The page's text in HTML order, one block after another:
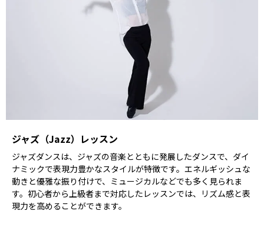
ジャズ（Jazz）レッスン
ジャズダンスは、ジャズの音楽とともに発展したダンスで、ダイ
ナミックで表現力豊かなスタイルが特徴です。エネルギッシュな
動きと優雅な振り付けで、ミュージカルなどでも多く見られま
す。初心者から上級者まで対応したレッスンでは、リズム感と表
現力を高めることができます。